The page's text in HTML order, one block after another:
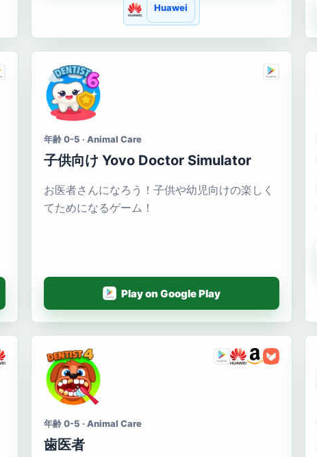
Huawei
年齢 0-5 · Animal Care
子供向け Yovo Doctor Simulator
お医者さんになろう！子供や幼児向けの楽しく
てためになるゲーム！
Play on Google Play
年齢 0-5 · Animal Care
歯医者